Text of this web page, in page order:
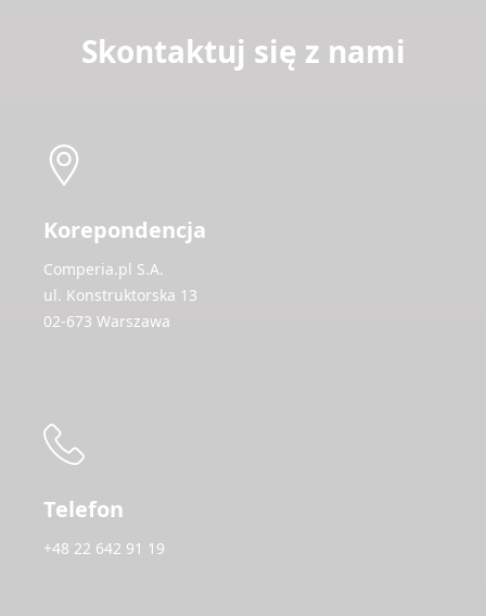
Skontaktuj się z nami
Korepondencja
Comperia.pl S.A.
ul. Konstruktorska 13
02-673 Warszawa
Telefon
+48 22 642 91 19